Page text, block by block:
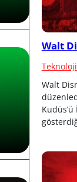
Walt
Teknoloji
Walt